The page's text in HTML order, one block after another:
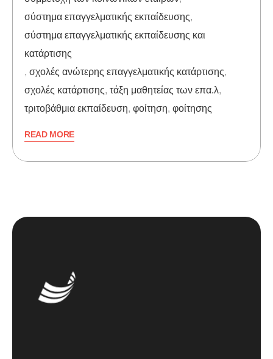
σύστημα επαγγελματικής εκπαίδευσης,
σύστημα επαγγελματικής εκπαίδευσης και
κατάρτισης
, σχολές ανώτερης επαγγελματικής κατάρτισης,
σχολές κατάρτισης, τάξη μαθητείας των επα.λ,
τριτοβάθμια εκπαίδευση, φοίτηση, φοίτησης
READ MORE